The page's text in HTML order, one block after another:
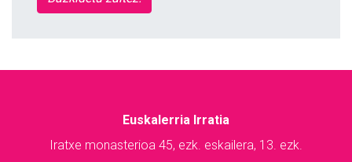
Euskalerria Irratia
Iratxe monasterioa 45, ezk. eskailera, 13. ezk.